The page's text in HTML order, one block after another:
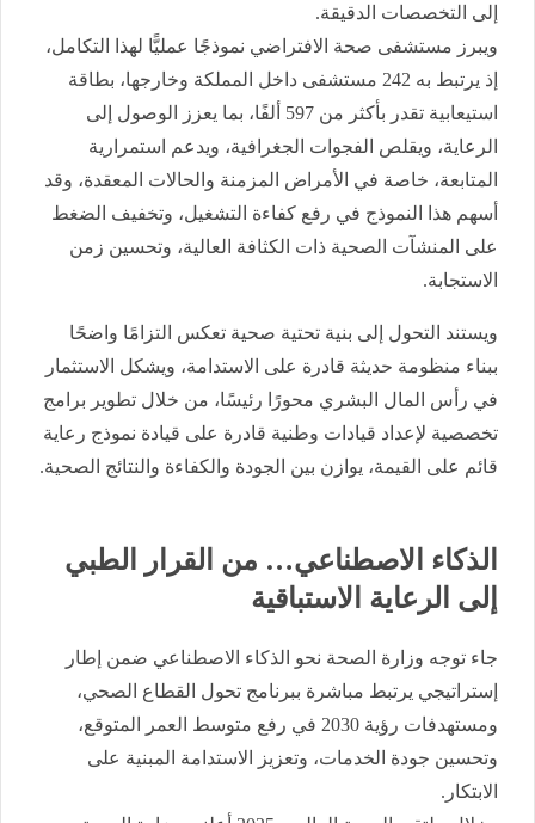
إلى التخصصات الدقيقة.
ويبرز مستشفى صحة الافتراضي نموذجًا عمليًّا لهذا التكامل،
إذ يرتبط به 242 مستشفى داخل المملكة وخارجها، بطاقة
استيعابية تقدر بأكثر من 597 ألفًا، بما يعزز الوصول إلى
الرعاية، ويقلص الفجوات الجغرافية، ويدعم استمرارية
المتابعة، خاصة في الأمراض المزمنة والحالات المعقدة، وقد
أسهم هذا النموذج في رفع كفاءة التشغيل، وتخفيف الضغط
على المنشآت الصحية ذات الكثافة العالية، وتحسين زمن
الاستجابة.
ويستند التحول إلى بنية تحتية صحية تعكس التزامًا واضحًا
ببناء منظومة حديثة قادرة على الاستدامة، ويشكل الاستثمار
في رأس المال البشري محورًا رئيسًا، من خلال تطوير برامج
تخصصية لإعداد قيادات وطنية قادرة على قيادة نموذج رعاية
قائم على القيمة، يوازن بين الجودة والكفاءة والنتائج الصحية.
الذكاء الاصطناعي… من القرار الطبي
إلى الرعاية الاستباقية
جاء توجه وزارة الصحة نحو الذكاء الاصطناعي ضمن إطار
إستراتيجي يرتبط مباشرة ببرنامج تحول القطاع الصحي،
ومستهدفات رؤية 2030 في رفع متوسط العمر المتوقع،
وتحسين جودة الخدمات، وتعزيز الاستدامة المبنية على
الابتكار.